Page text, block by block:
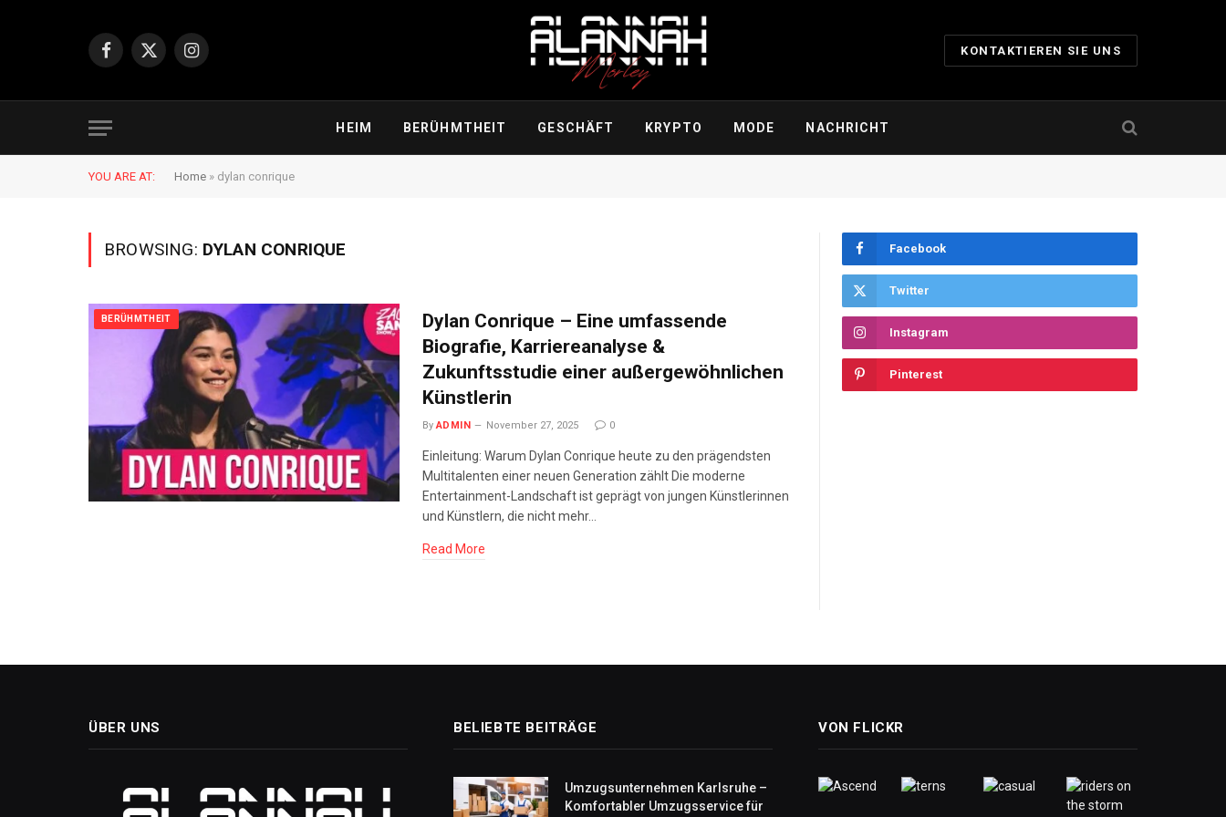
Facebook
X
Instagram
KONTAKTIEREN SIE UNS
HEIM BERÜHMTHEIT GESCHÄFT KRYPTO MODE NACHRICHT
YOU ARE AT: Home » dylan conrique
BROWSING: DYLAN CONRIQUE
BERÜHMTHEIT
Dylan Conrique – Eine umfassende
Biografie, Karriereanalyse &
Zukunftsstudie einer außergewöhnlichen
Künstlerin
By ADMIN November 27, 2025 0
Einleitung: Warum Dylan Conrique heute zu den prägendsten
Multitalenten einer neuen Generation zählt Die moderne
Entertainment-Landschaft ist geprägt von jungen Künstlerinnen
und Künstlern, die nicht mehr…
Read More
Facebook
Twitter
Instagram
Pinterest
ÜBER UNS BELIEBTE BEITRÄGE
Umzugsunternehmen Karlsruhe –
Komfortabler Umzugsservice für
VON FLICKR